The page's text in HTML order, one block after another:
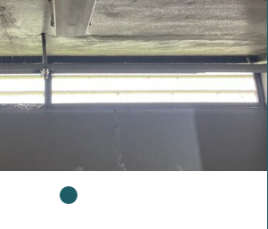
Ajouter les matériaux intéressants à "
liste"
Transmettre sa liste de manifestation
d'intérêt pour les matériaux
sélectionnés
Exporter sa liste et ses fiches produits